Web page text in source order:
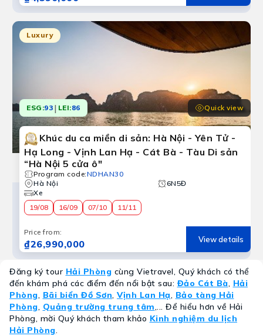
Luxury
ESG:93 | LEI:86 Quick view
Khúc du ca miền di sản: Hà Nội - Yên Tử -
Hạ Long - Vịnh Lan Hạ - Cát Bà - Tàu Di sản
“Hà Nội 5 cửa ô"
Program code:NDHAN30
Hà Nội
6N5Đ
Xe
19/08
16/09 07/10 11/11
Price from:
₫26,990,000 View details
Đăng ký tour Hải Phòng cùng Vietravel, Quý khách có thể
đến khám phá các điểm đến nổi bật sau:Đảo Cát Bà, Hải
Phòng, Bãi biển Đồ Sơn, Vịnh Lan Hạ, Bảo tàng Hải
Phòng, Quảng trường trung tâm,... Để hiểu hơn về Hải
Phòng, mời Quý khách tham khảo Kinh nghiệm du lịch
Hải Phòng.